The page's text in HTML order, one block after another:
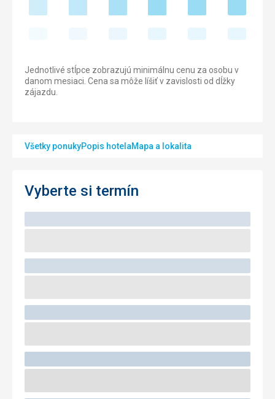
Jednotlivé stĺpce zobrazujú minimálnu cenu za osobu v
danom mesiaci. Cena sa môže líšiť v zavislosti od dĺžky
zájazdu.
Všetky ponukyPopis hotelaMapa a lokalita
Vyberte si termín